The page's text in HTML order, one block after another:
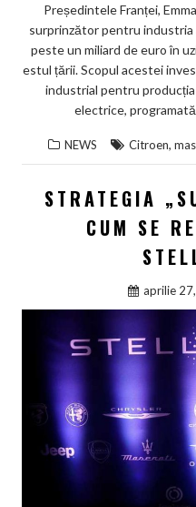
Președintele Franței,
surprinzător pentru
peste un miliard de euro în
estul țării. Scopul acestei
industrial pentru
electrice,
NEWS Citroen,
STRATEGIA
CUM SE
aprilie